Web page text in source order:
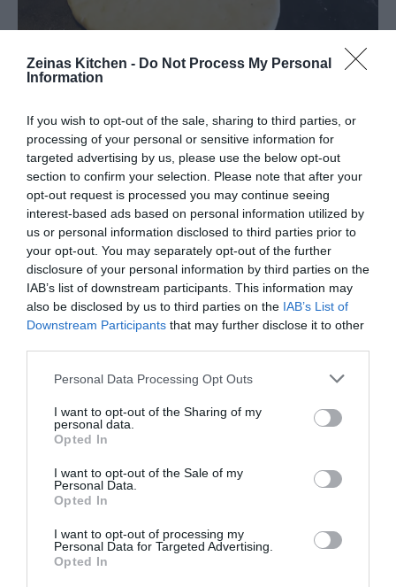
Zeinas Kitchen - Do Not Process My Personal
Information
If you wish to opt-out of the sale, sharing to third parties, or
processing of your personal or sensitive information for
targeted advertising by us, please use the below opt-out
section to confirm your selection. Please note that after your
opt-out request is processed you may continue seeing
interest-based ads based on personal information utilized by
us or personal information disclosed to third parties prior to
your opt-out. You may separately opt-out of the further
disclosure of your personal information by third parties on the
IAB’s list of downstream participants. This information may
also be disclosed by us to third parties on the IAB’s List of
Downstream Participants that may further disclose it to other
Personal Data Processing Opt Outs
I want to opt-out of the Sharing of my
personal data.
Opted In
I want to opt-out of the Sale of my
Personal Data.
Opted In
I want to opt-out of processing my
Personal Data for Targeted Advertising.
Opted In